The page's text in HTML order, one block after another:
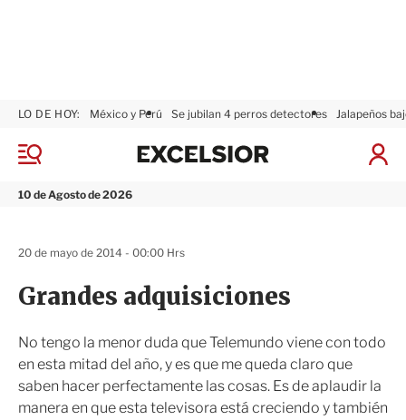
M
n
10 de Agosto de 2026
LO DE HOY: México y Perú Se jubilan 4 perros detectores Jalapeños
I
ó
x
Grandes adquisiciones
No tengo la menor duda que Telemundo viene con todo
en esta mitad del año, y es que me queda claro que
saben hacer perfectamente las cosas. Es de aplaudir la
manera en que esta televisora está creciendo y también
20 de mayo de 2014 - 00:00 Hrs